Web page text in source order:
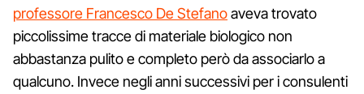
professore Francesco De Stefanoaveva trovato
piccolissime tracce di materiale biologico non
abbastanza pulito e completo però da associarlo a
qualcuno. Invece negli anni successivi per i consulenti